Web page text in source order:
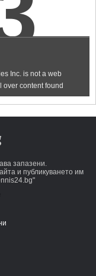
запазени.
и публикуването им